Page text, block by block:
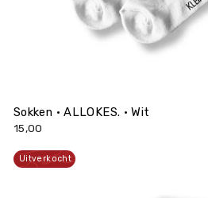
Sokken • ALLOKES. • Wit
15,00
Uitverkocht